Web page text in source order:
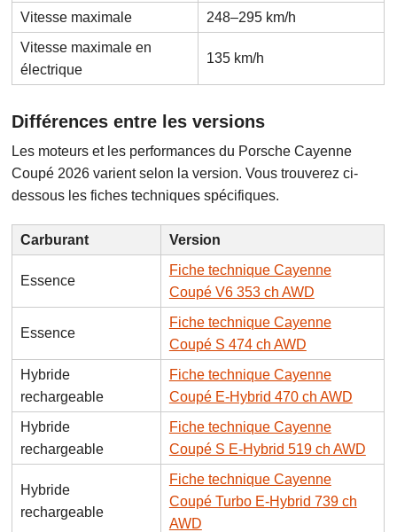
Vitesse maximale
248–295 km/h
Vitesse maximale en
électrique
135 km/h
Différences entre les versions
Les moteurs et les performances du Porsche Cayenne
Coupé 2026 varient selon la version. Vous trouverez ci-
dessous les fiches techniques spécifiques.
Carburant Version
Essence
Fiche technique Cayenne
Coupé V6 353 ch AWD
Essence
Fiche technique Cayenne
Coupé S 474 ch AWD
Hybride
rechargeable
Fiche technique Cayenne
Coupé E-Hybrid 470 ch AWD
Hybride
rechargeable
Fiche technique Cayenne
Coupé S E-Hybrid 519 ch AWD
Hybride
rechargeable
Fiche technique Cayenne
Coupé Turbo E-Hybrid 739 ch
AWD